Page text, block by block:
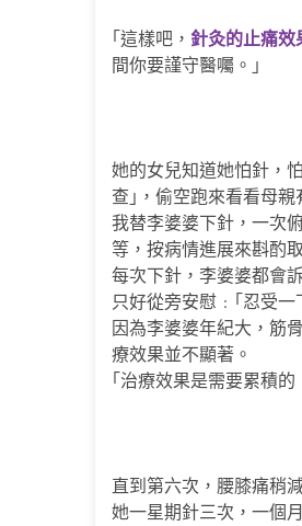
｢這樣吧， 針灸的止痛效
間你要謹守醫囑。｣
她的女兒知道她怕針，
查｣，偷空跑來看看母親
我替李婆婆下針，一次
等，按病情進展來斟酌
每次下針，李婆婆都會
只好從旁安慰﹕｢忍受
因為李婆婆年紀大，筋
療效果並不顯著。
｢治療效果是需要累積
直到第六次，腰膝痛稍
她一星期針三次，一個